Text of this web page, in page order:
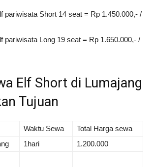
pariwisata Short 14 seat = Rp 1.450.000,- /
pariwisata Long 19 seat = Rp 1.650.000,- /
Elf Short di Lumajang
Tujuan
Waktu Sewa
Total Harga sewa
1hari
1.200.000